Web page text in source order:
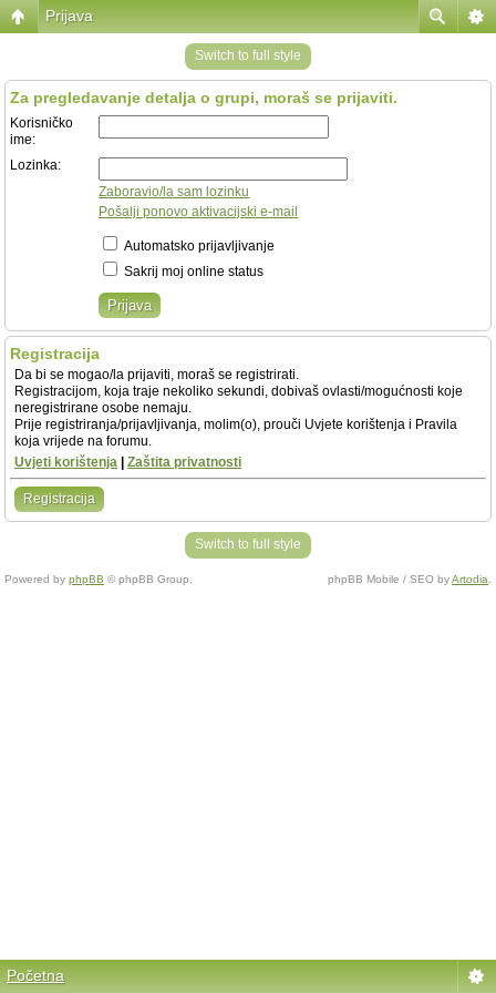
Prijava
Switch to full style
Za pregledavanje detalja o grupi, moraš se prijaviti.
Korisničko
ime:
Lozinka:
Zaboravio/la sam lozinku
Pošalji ponovo aktivacijski e-mail
Automatsko prijavljivanje
Sakrij moj online status
Registracija
Da bi se mogao/la prijaviti, moraš se registrirati.
Registracijom, koja traje nekoliko sekundi, dobivaš ovlasti/mogućnosti koje
neregistrirane osobe nemaju.
Prije registriranja/prijavljivanja, molim(o), prouči Uvjete korištenja i Pravila
koja vrijede na forumu.
Uvjeti korištenja
Zaštita privatnosti
Registracija
Switch to full style
Powered by phpBB © phpBB Group. phpBB Mobile / SEO byArtodia
Početna